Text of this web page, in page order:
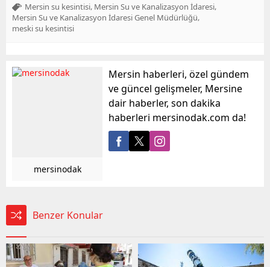
Mersin su kesintisi Mersin Su ve Kanalizasyon İdaresi
Mersin Su ve Kanalizasyon İdaresi Genel Müdürlüğü
meski su kesintisi
mersinodak
Mersin haberleri, özel gündem
ve güncel gelişmeler, Mersine
dair haberler, son dakika
haberleri mersinodak.com da!
Benzer Konular